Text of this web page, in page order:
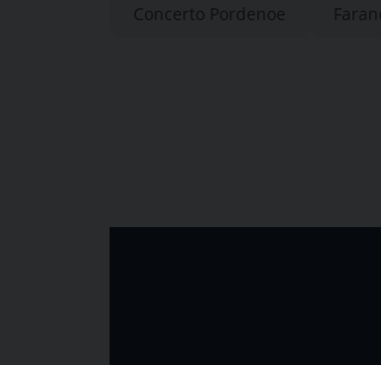
Concerto Pordenoe